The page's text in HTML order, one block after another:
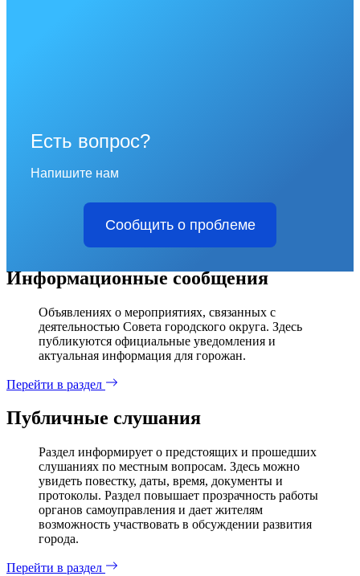
Есть вопрос?
Напишите нам
Сообщить о проблеме
Информационные сообщения
Объявлениях о мероприятиях, связанных с
деятельностью Совета городского округа. Здесь
публикуются официальные уведомления и
актуальная информация для горожан.
Перейти в раздел
Публичные слушания
Раздел информирует о предстоящих и прошедших
слушаниях по местным вопросам. Здесь можно
увидеть повестку, даты, время, документы и
протоколы. Раздел повышает прозрачность работы
органов самоуправления и дает жителям
возможность участвовать в обсуждении развития
города.
Перейти в раздел